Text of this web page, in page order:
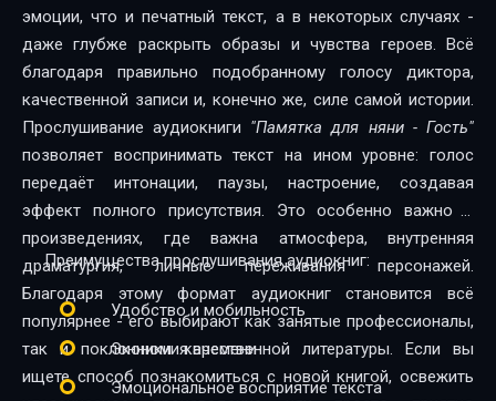
эмоции, что и печатный текст, а в некоторых случаях -
даже глубже раскрыть образы и чувства героев. Всё
благодаря правильно подобранному голосу диктора,
качественной записи и, конечно же, силе самой истории.
Прослушивание аудиокниги
"Памятка для няни - Гость"
позволяет воспринимать текст на ином уровне: голос
передаёт интонации, паузы, настроение, создавая
эффект полного присутствия. Это особенно важно в
произведениях, где важна атмосфера, внутренняя
драматургия, личные переживания персонажей.
Благодаря этому формат аудиокниг становится всё
популярнее - его выбирают как занятые профессионалы,
так и поклонники качественной литературы. Если вы
ищете способ познакомиться с новой книгой, освежить
Преимущества прослушивания аудиокниг:
Удобство и мобильность
Экономия времени
Эмоциональное восприятие текста